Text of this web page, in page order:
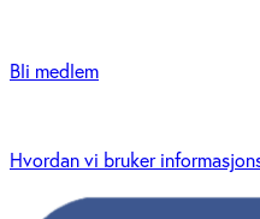
Bli medlem
Hvordan vi bruker